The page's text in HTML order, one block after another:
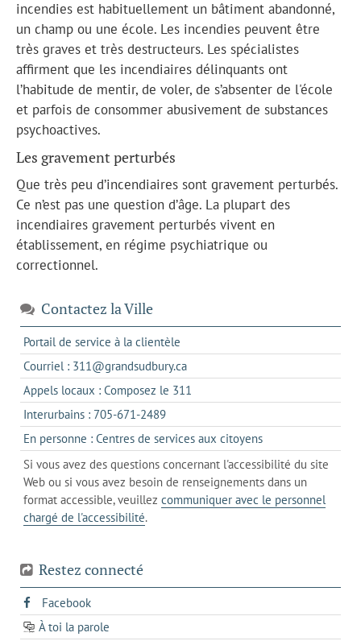
incendies est habituellement un bâtiment abandonné,
un champ ou une école. Les incendies peuvent être
très graves et très destructeurs. Les spécialistes
affirment que les incendiaires délinquants ont
l’habitude de mentir, de voler, de s’absenter de l'école
et parfois de consommer abusivement de substances
psychoactives.
Les gravement perturbés
Que très peu d’incendiaires sont gravement perturbés.
Ce n’est pas une question d’âge. La plupart des
incendiaires gravement perturbés vivent en
établissement, en régime psychiatrique ou
correctionnel.
Contactez la Ville
Portail de service à la clientèle
dans
un
nouvel
Courriel : 311@grandsudbury.cas'ouvre
dans
votre
de
messagerie
Appels locaux : Composez le 311
dans
un
client
de
votre
téléphone
Interurbains : 705-671-2489s'ouvre
dans
un
client
de
votre
En personne : Centres de services aux citoyenss'ouvre
dans
l'onglet
actuel
Si vous avez des questions concernant l'accessibilité du site
Web ou si vous avez besoin de renseignements dans un
format accessible, veuillez communiquer avec le personnel
chargé de l'accessibilité.
Restez connecté
Facebooks'ouvre
dans
un
À toi la parole
opens